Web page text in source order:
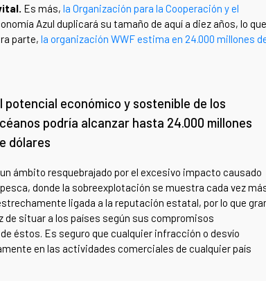
Es más, la Organización para la Cooperación y el
Azul duplicará su tamaño de aquí a diez años, lo que
parte, la organización WWF estima en 24.000 millones
potencial económico y sostenible de los
podría alcanzar hasta 24.000 millones
dólares
ámbito resquebrajado por el excesivo impacto causado
donde la sobreexplotación se muestra cada vez
ligada a la reputación estatal, por lo que
situar a los países según sus compromisos
éstos. Es seguro que cualquier infracción o desvío
en las actividades comerciales de cualquier país